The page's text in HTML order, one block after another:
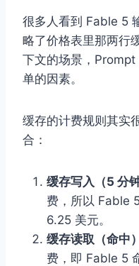
很多人看到 Fable 5
略了价格表里那两行
下文的场景，
单的因素。
缓存的计费规则其实
合：
缓存写入（5 分钟
费，所以 Fable
6.25 美元。
缓存读取（命中）
费，即 Fable 5